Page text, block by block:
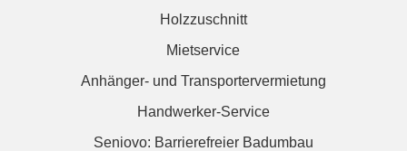
Holzzuschnitt
Mietservice
Anhänger- und Transportervermietung
Handwerker-Service
Seniovo: Barrierefreier Badumbau